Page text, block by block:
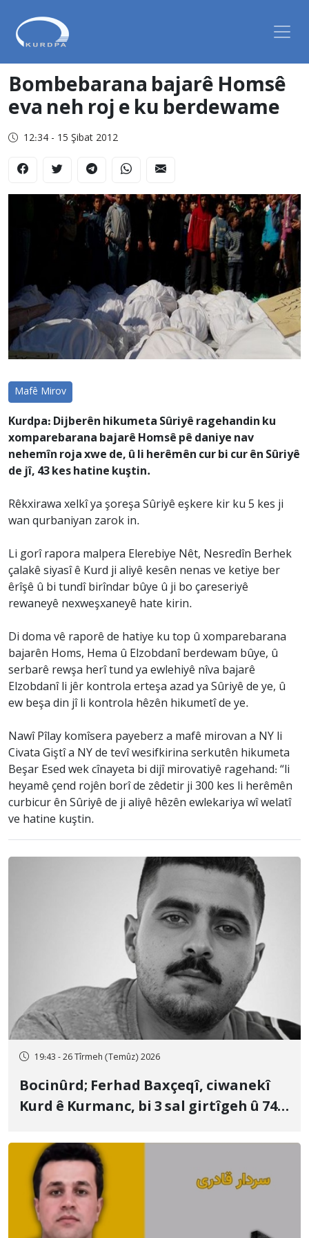
Bombebarana bajarê Homsê
eva neh roj e ku berdewame
12:34 - 15 Şibat 2012
Mafê Mirov
Kurdpa: Dijberên hikumeta Sûriyê ragehandin ku
xomparebarana bajarê Homsê pê daniye nav
nehemîn roja xwe de, û li herêmên cur bi cur ên Sûriyê
de jî, 43 kes hatine kuştin.
Rêkxirawa xelkî ya şoreşa Sûriyê eşkere kir ku 5 kes ji
wan qurbaniyan zarok in.
Li gorî rapora malpera Elerebiye Nêt, Nesredîn Berhek
çalakê siyasî ê Kurd ji aliyê kesên nenas ve ketiye ber
êrîşê û bi tundî birîndar bûye û ji bo çareseriyê
rewaneyê nexweşxaneyê hate kirin.
Di doma vê raporê de hatiye ku top û xomparebarana
bajarên Homs, Hema û Elzobdanî berdewam bûye, û
serbarê rewşa herî tund ya ewlehiyê nîva bajarê
Elzobdanî li jêr kontrola erteşa azad ya Sûriyê de ye, û
ew beşa din jî li kontrola hêzên hikumetî de ye.
Nawî Pîlay komîsera payeberz a mafê mirovan a NY li
Civata Giştî a NY de tevî wesifkirina serkutên hikumeta
Beşar Esed wek cînayeta bi dijî mirovatiyê ragehand: “li
heyamê çend rojên borî de zêdetir ji 300 kes li herêmên
curbicur ên Sûriyê de ji aliyê hêzên ewlekariya wî welatî
ve hatine kuştin.
19:43 - 26 Tîrmeh (Temûz) 2026
Bocinûrd; Ferhad Baxçeqî, ciwanekî
Kurd ê Kurmanc, bi 3 sal girtîgeh û 74